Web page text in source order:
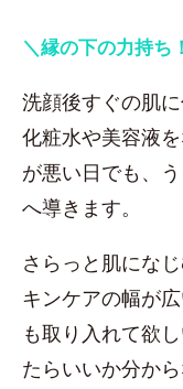
＼縁の下の力持ち！
洗顔後すぐの肌
化粧水や美容液
が悪い日でも、
へ導きます。
さらっと肌にな
キンケアの幅が
も取り入れて欲
たらいいか分か